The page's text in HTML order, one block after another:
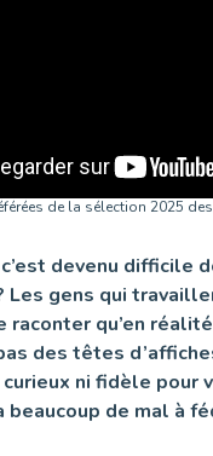
de la sélection 2025
devenu difficile
Les gens qui
raconter qu’en
des têtes
ni fidèle pour
beaucoup de mal à